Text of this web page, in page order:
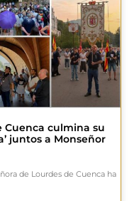
Cuenca culmina su
juntos a Monseñor
de Lourdes de Cuenca ha